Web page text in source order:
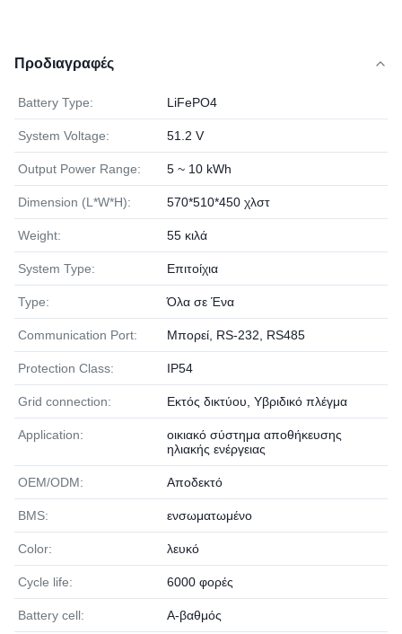
Προδιαγραφές
Battery Type: LiFePO4
System Voltage: 51.2 V
Output Power Range: 5 ~ 10 kWh
Dimension (L*W*H): 570*510*450 χλστ
Weight: 55 κιλά
System Type: Επιτοίχια
Type: Όλα σε Ένα
Communication Port: Μπορεί, RS-232, RS485
Protection Class: IP54
Grid connection: Εκτός δικτύου, Υβριδικό πλέγμα
Application:
οικιακό σύστημα αποθήκευσης
ηλιακής ενέργειας
OEM/ODM: Αποδεκτό
BMS: ενσωματωμένο
Color: λευκό
Cycle life: 6000 φορές
Battery cell: Α-βαθμός